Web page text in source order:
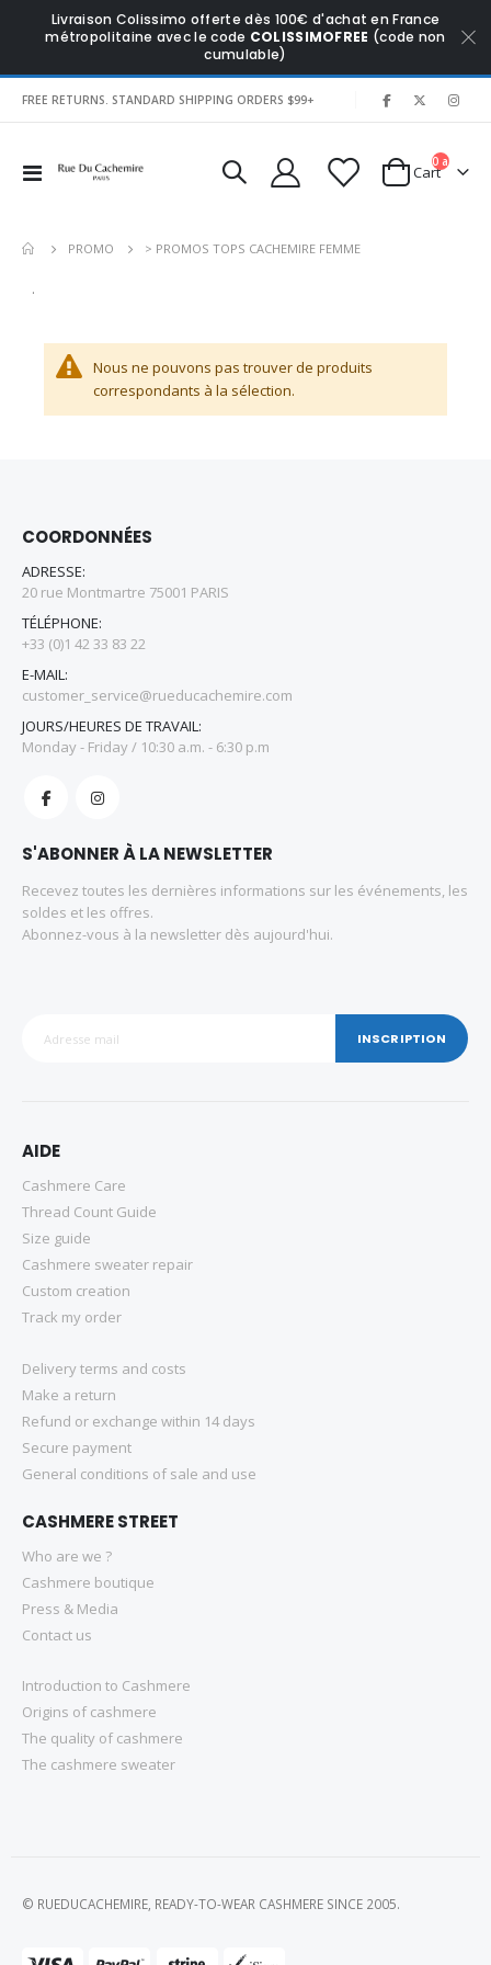
Livraison Colissimo offerte dès 100€ d'achat en France
métropolitaine avec le code COLISSIMOFREE (code non
cumulable)
FREE RETURNS. STANDARD SHIPPING ORDERS $99+
Affichage
Cart
0 articles
PROMO > PROMOS TOPS CACHEMIRE FEMME
.
Nous ne pouvons pas trouver de produits
correspondants à la sélection.
COORDONNÉES
ADRESSE:
20 rue Montmartre 75001 PARIS
TÉLÉPHONE:
+33 (0)1 42 33 83 22
E-MAIL:
customer_service@rueducachemire.com
JOURS/HEURES DE TRAVAIL:
Monday - Friday / 10:30 a.m. - 6:30 p.m
S'ABONNER À LA NEWSLETTER
Recevez toutes les dernières informations sur les événements, les
soldes et les offres.
Abonnez-vous à la newsletter dès aujourd'hui.
INSCRIPTION
AIDE
Cashmere Care
Thread Count Guide
Size guide
Cashmere sweater repair
Custom creation
Track my order
Delivery terms and costs
Make a return
Refund or exchange within 14 days
Secure payment
General conditions of sale and use
CASHMERE STREET
Who are we ?
Cashmere boutique
Press & Media
Contact us
Introduction to Cashmere
Origins of cashmere
The quality of cashmere
The cashmere sweater
© RUEDUCACHEMIRE, READY-TO-WEAR CASHMERE SINCE 2005.